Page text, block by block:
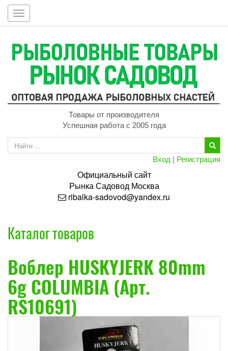
Toggle
navigation
Товары от производителя
Успешная работа с 2005 года
Вход | Регистрация
Официальный сайт
РынкаСадовод Москва
ribalka-sadovod@yandex.ru
Каталог товаров
Воблер HUSKYJERK 80mm
6g COLUMBIA (Арт.
RS10691)